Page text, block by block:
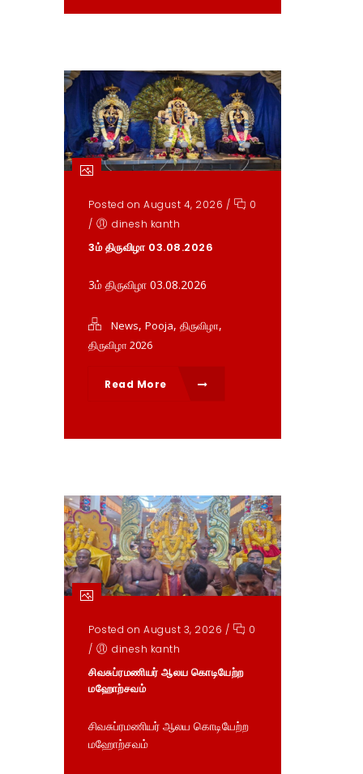
Posted on August 4, 2026 /
0
/
dinesh kanth
3ம் திருவிழா 03.08.2026
3ம் திருவிழா 03.08.2026
News, Pooja, திருவிழா,
திருவிழா 2026
Read More
Posted on August 3, 2026 /
0
/
dinesh kanth
சிவசுப்ரமணியர் ஆலய கொடியேற்ற
மஹோற்சவம்
சிவசுப்ரமணியர் ஆலய கொடியேற்ற
மஹோற்சவம்